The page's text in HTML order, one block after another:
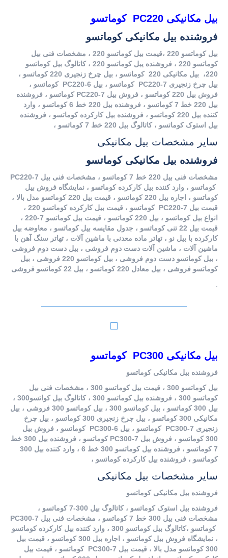
بیل مکانیکی PC220 کوماتسو
فروشنده بیل مکانیکی کوماتسو
بیل کوماتسو 220 ،قیمت بیل کوماتسو 220 ، مشخصات فنی بیل
کوماتسو 220 ، فروشنده یبل کوماتسو 220 ، کاتالوگ بیل کوماتسو
220، بیل مکانیکی 220 کوماتسو ، بیل چرخ زنجیری 220 کوماتسو ،
بیل چرخ زنجیری PC220-7 کوماتسو ، بیل PC220-6 کوماتسو ،
فروش بیل 220 کوماتسو ، فروش بیل PC220-7 کوماتسو ، فروشنده
بیل 220 خط 7 کوماتسو ، فروشنده بیل 220 خط 6 کوماتسو ، وارد
کننده بیل 220 کوماتسو ، فروشنده بیل کارکرده کوماتسو ، فروشنده
بیل استوک کوماتسو ، کاتالوگ بیل 220 خط 7 کوماتسو ،
سایر مشخصات بیل مکانیکی
فروشنده بیل مکانیکی کوماتسو
مشخصات فنی بیل 220 خط 7 کوماتسو ، مشخصات فنی بیل PC220-7
کوماتسو ، وارد کننده بیل کارکرده کوماتسو ، نمایشگاه فروش بیل
کوماتسو ، اجاره بیل 220 کوماتسو ، قیمت بیل 220 کوماتسو مدل بالا ،
قیمت بیل PC220-7 کوماتسو ، قیمت بیل کارکرده کوماتسو 220 ،
انواع بیل کوماتسو ، بیل 220 کوماتسو ، قیمت بیل کوماتسو 7-220 ،
قیمت بیل 22 تنی کوماتسو ، جدول مقایسه بیل کوماتسو ، معاوضه بیل
کارکرده با بیل نو ، تهاتر ماده معدنی با ماشین آلات ، تهاتر سنگ آهن با
ماشین آلات ، ماشین آلات دست دوم فروشی ، بیل دست دوم فروشی
، بیل کوماتسو دست دوم فروشی ، بیل کوماتسو 220 فروشی ، بیل
کوماتسو فروشی ، بیل معادل 220 کوماتسو ، بیل 22 کوماتسو فروشی
بیل مکانیکی PC300 کوماتسو
فروشنده بیل مکانیکی کوماتسو
بیل کوماتسو 300 ، قیمت بیل کوماتسو 300 ، مشخصات فنی بیل
کوماتسو 300 ، فروشنده بیل کوماتسو 300 ، کاتالوگ بیل کواتسو300 ،
بیل 300 کوماتسو ، بیل کوماتسو 300 ، بیل کوماتسو 300 فروشی ، بیل
مکانیکی 300 کوماتسو ، بیل چرخ زنجیری 300 کوماتسو ، بیل چرخ
زنجیری PC300-7 کوماتسو ، بیل PC300-6 کوماتسو ، فروش بیل
300 کوماتسو ، فروش بیل PC300-7 کوماتسو ، فروشنده بیل 300 خط
7 کوماتسو ، فروشنده بیل کوماتسو 300 خط 6 ، وارد کننده بیل 300
کوماتسو ، فروشنده بیل کارکرده کوماتسو ،
سایر مشخصات بیل مکانیکی
فروشنده بیل مکانیکی کوماتسو
فروشنده بیل استوک کوماتسو ، کاتالوگ بیل 300-7 کوماتسو ،
مشخصات فنی بیل 300 خط 7 کوماتسو ، مشخصات فنی بیل PC300-7
کوماتسو ،کاتالوگ بیل کوماتسو 300 ، وارد کننده بیل کارکرده کوماتسو
، نمایشگاه فروش بیل کوماتسو ، اجاره بیل 300 کوماتسو ، قیمت بیل
300 کوماتسو مدل بالا ، قیمت بیل PC300-7 کوماتسو ، قیمت بیل